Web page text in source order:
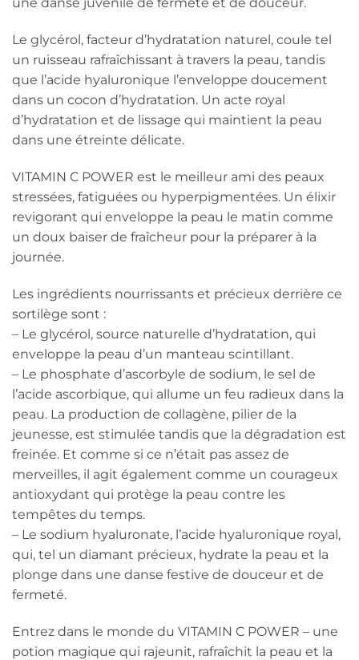
une danse juvénile de fermeté et de douceur.
Le glycérol, facteur d’hydratation naturel, coule tel
un ruisseau rafraîchissant à travers la peau, tandis
que l’acide hyaluronique l’enveloppe doucement
dans un cocon d’hydratation. Un acte royal
d’hydratation et de lissage qui maintient la peau
dans une étreinte délicate.
VITAMIN C POWER est le meilleur ami des peaux
stressées, fatiguées ou hyperpigmentées. Un élixir
revigorant qui enveloppe la peau le matin comme
un doux baiser de fraîcheur pour la préparer à la
journée.
Les ingrédients nourrissants et précieux derrière ce
sortilège sont :
– Le glycérol, source naturelle d’hydratation, qui
enveloppe la peau d’un manteau scintillant.
– Le phosphate d’ascorbyle de sodium, le sel de
l’acide ascorbique, qui allume un feu radieux dans la
peau. La production de collagène, pilier de la
jeunesse, est stimulée tandis que la dégradation est
freinée. Et comme si ce n’était pas assez de
merveilles, il agit également comme un courageux
antioxydant qui protège la peau contre les
tempêtes du temps.
– Le sodium hyaluronate, l’acide hyaluronique royal,
qui, tel un diamant précieux, hydrate la peau et la
plonge dans une danse festive de douceur et de
fermeté.
Entrez dans le monde du VITAMIN C POWER – une
potion magique qui rajeunit, rafraîchit la peau et la